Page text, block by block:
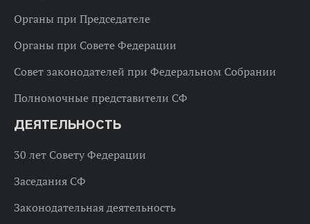
Органы при Председателе
Органы при Совете Федерации
Совет законодателей при Федеральном Собрании
Полномочные представители СФ
ДЕЯТЕЛЬНОСТЬ
30 лет Совету Федерации
Заседания СФ
Законодательная деятельность